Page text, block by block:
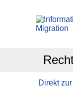
Direkt